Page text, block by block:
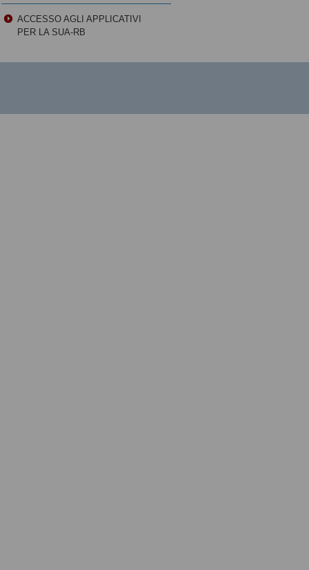
ACCESSO AGLI APPLICATIVI
PER LA SUA-RB